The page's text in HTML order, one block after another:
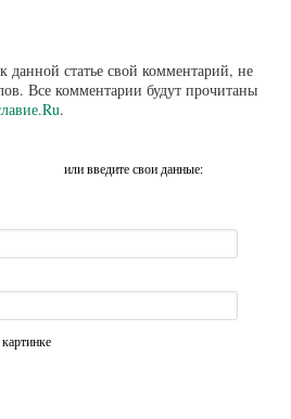
данной статье свой комментарий, не
Все комментарии будут прочитаны
.
или введите свои данные: